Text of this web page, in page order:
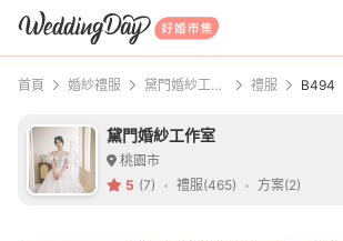
WeddingDay 好婚市集
首頁 婚紗禮服 黛門婚紗工作室 禮服 B494
黛門婚紗工作室
桃園市
5 (7) 禮服(465) 方案(2)